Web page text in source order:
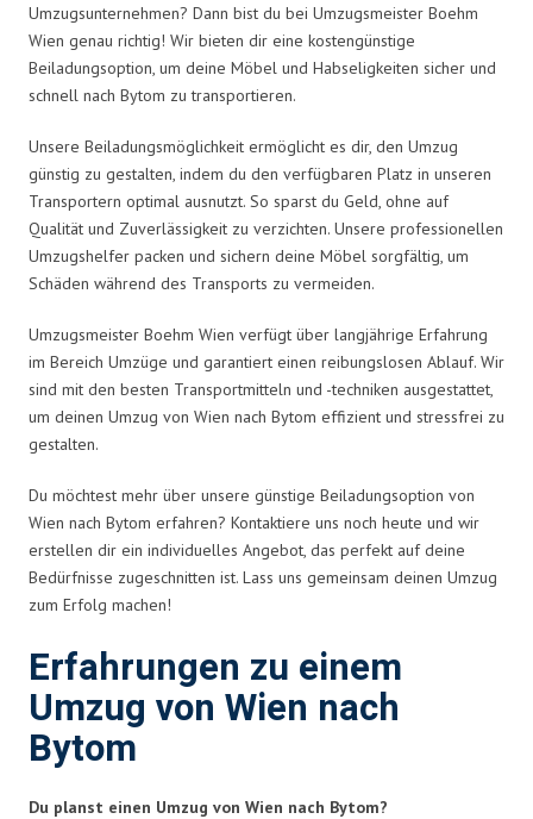
Umzugsunternehmen? Dann bist du bei Umzugsmeister Boehm
Wien genau richtig! Wir bieten dir eine kostengünstige
Beiladungsoption, um deine Möbel und Habseligkeiten sicher und
schnell nach Bytom zu transportieren.
Unsere Beiladungsmöglichkeit ermöglicht es dir, den Umzug
günstig zu gestalten, indem du den verfügbaren Platz in unseren
Transportern optimal ausnutzt. So sparst du Geld, ohne auf
Qualität und Zuverlässigkeit zu verzichten. Unsere professionellen
Umzugshelfer packen und sichern deine Möbel sorgfältig, um
Schäden während des Transports zu vermeiden.
Umzugsmeister Boehm Wien verfügt über langjährige Erfahrung
im Bereich Umzüge und garantiert einen reibungslosen Ablauf. Wir
sind mit den besten Transportmitteln und -techniken ausgestattet,
um deinen Umzug von Wien nach Bytom effizient und stressfrei zu
gestalten.
Du möchtest mehr über unsere günstige Beiladungsoption von
Wien nach Bytom erfahren? Kontaktiere uns noch heute und wir
erstellen dir ein individuelles Angebot, das perfekt auf deine
Bedürfnisse zugeschnitten ist. Lass uns gemeinsam deinen Umzug
zum Erfolg machen!
Erfahrungen zu einem
Umzug von Wien nach
Bytom
Du planst einen Umzug von Wien nach Bytom?